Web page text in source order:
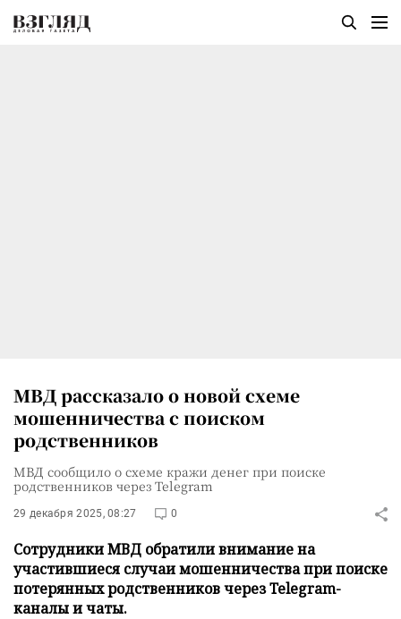
МВД рассказало о новой схеме
мошенничества с поиском
родственников
МВД сообщило о схеме кражи денег при поиске
родственников через Telegram
29 декабря 2025, 08:27 0
Сотрудники МВД обратили внимание на
участившиеся случаи мошенничества при поиске
потерянных родственников через Telegram-
каналы и чаты.